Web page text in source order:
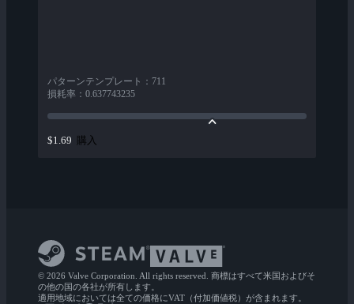
パターンテンプレート ： 711
損耗率 ： 0.637743235
$1.69 購入
© 2026 Valve Corporation. All rights reserved. 商標はすべて米国およびそ
の他の国の各社が所有します。
適用地域においては全ての価格にVAT（付加価値税）が含まれます。